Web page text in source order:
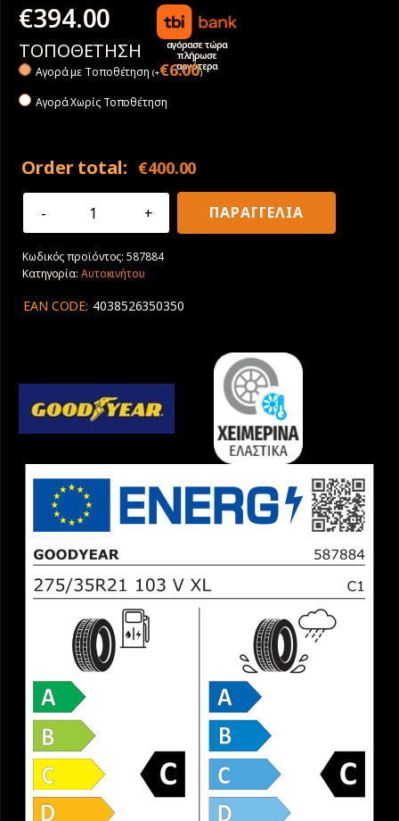
€394.00
αγόρασε τώρα
πλήρωσε
αργότερα
ΤΟΠΟΘΕΤΗΣΗ
Αγορά με Tοποθέτηση (+€6.00)
Αγορά Χωρίς Τοποθέτηση
Order total: €400.00
275/35R21
UltraGrip
Perfomance
T0
ΠΑΡΑΓΓΕΛΙΑ
Κωδικός προϊόντος:587884
Κατηγορία: Αυτοκινήτου
EAN CODE: 4038526350350